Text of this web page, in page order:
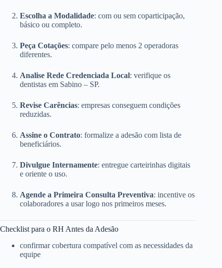
Escolha a Modalidade: com ou sem coparticipação,
básico ou completo.
Peça Cotações: compare pelo menos 2 operadoras
diferentes.
Analise Rede Credenciada Local: verifique os
dentistas em Sabino – SP.
Revise Carências: empresas conseguem condições
reduzidas.
Assine o Contrato: formalize a adesão com lista de
beneficiários.
Divulgue Internamente: entregue carteirinhas digitais
e oriente o uso.
Agende a Primeira Consulta Preventiva: incentive os
colaboradores a usar logo nos primeiros meses.
Checklist para o RH Antes da Adesão
confirmar cobertura compatível com as necessidades da
equipe